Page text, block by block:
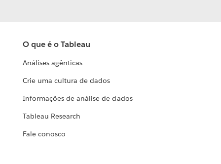
O que é o Tableau
Análises agênticas
Crie uma cultura de dados
Informações de análise de dados
Tableau Research
Fale conosco